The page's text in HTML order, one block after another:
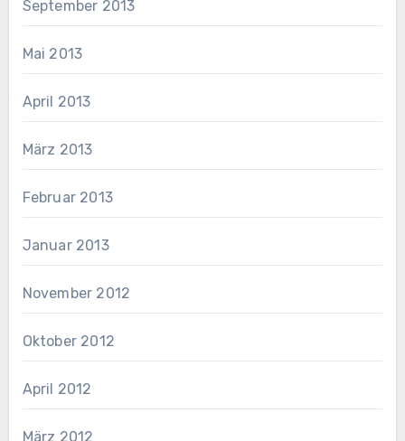
September 2013
Mai 2013
April 2013
März 2013
Februar 2013
Januar 2013
November 2012
Oktober 2012
April 2012
März 2012